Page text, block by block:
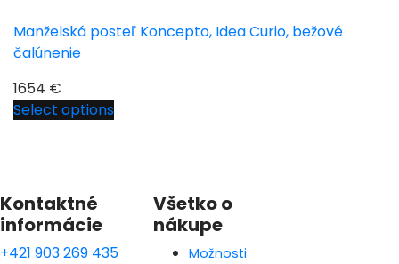
Manželská posteľ Koncepto, Idea Curio, bežové
čalúnenie
1654 €
Select options
Kontaktné
informácie
+421 903 269 435
Všetko o
nákupe
Možnosti